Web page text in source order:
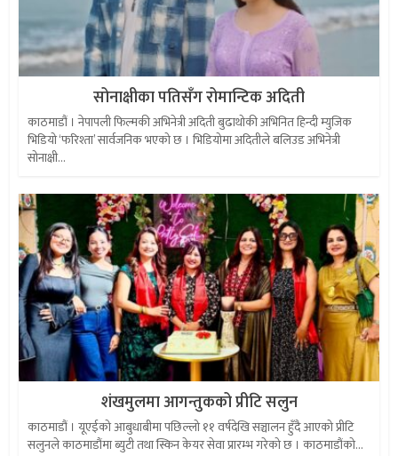
सोनाक्षीका पतिसँग रोमान्टिक अदिती
काठमाडौं । नेपापली फिल्मकी अभिनेत्री अदिती बुढाथोकी अभिनित हिन्दी म्युजिक
भिडियो ‘फरिश्ता’ सार्वजनिक भएको छ । भिडियोमा अदितीले बलिउड अभिनेत्री
सोनाक्षी...
शंखमुलमा आगन्तुकको प्रीटि सलुन
काठमाडौं । यूएईको आबुधाबीमा पछिल्लो ११ वर्षदेखि सञ्चालन हुँदै आएको प्रीटि
सलुनले काठमाडौंमा ब्युटी तथा स्किन केयर सेवा प्रारम्भ गरेको छ । काठमाडौंको...